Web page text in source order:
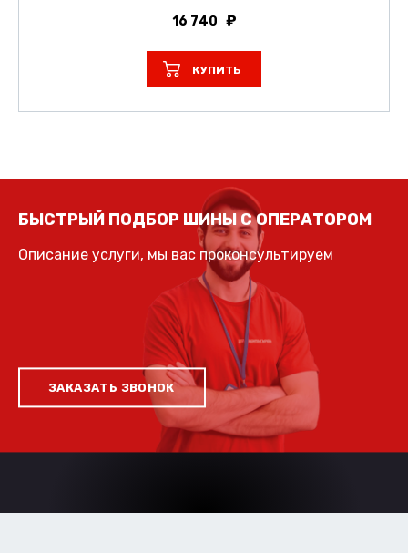
16 740
КУПИТЬ
БЫСТРЫЙ ПОДБОР ШИНЫ С ОПЕРАТОРОМ
Описание услуги, мы вас проконсультируем
ЗАКАЗАТЬ ЗВОНОК